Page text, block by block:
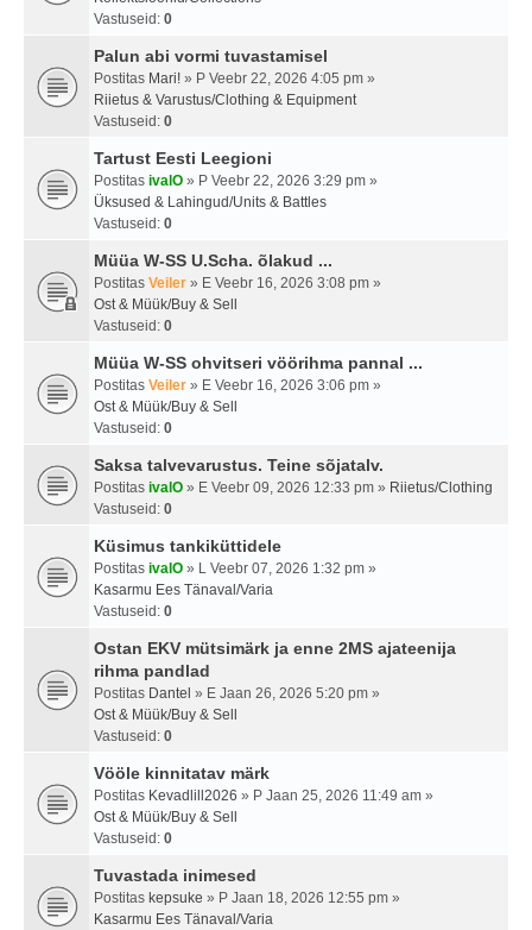
Vastuseid: 0
Palun abi vormi tuvastamisel
Postitas Mari! » P Veebr 22, 2026 4:05 pm »
Riietus & Varustus/Clothing & Equipment
Vastuseid: 0
Tartust Eesti Leegioni
Postitas ivalO » P Veebr 22, 2026 3:29 pm »
Üksused & Lahingud/Units & Battles
Vastuseid: 0
Müüa W-SS U.Scha. õlakud ...
Postitas Veiler » E Veebr 16, 2026 3:08 pm »
Ost & Müük/Buy & Sell
Vastuseid: 0
Müüa W-SS ohvitseri vöörihma pannal ...
Postitas Veiler » E Veebr 16, 2026 3:06 pm »
Ost & Müük/Buy & Sell
Vastuseid: 0
Saksa talvevarustus. Teine sõjatalv.
Postitas ivalO » E Veebr 09, 2026 12:33 pm » Riietus/Clothing
Vastuseid: 0
Küsimus tankiküttidele
Postitas ivalO » L Veebr 07, 2026 1:32 pm »
Kasarmu Ees Tänaval/Varia
Vastuseid: 0
Ostan EKV mütsimärk ja enne 2MS ajateenija
rihma pandlad
Postitas Dantel » E Jaan 26, 2026 5:20 pm »
Ost & Müük/Buy & Sell
Vastuseid: 0
Vööle kinnitatav märk
Postitas Kevadlill2026 » P Jaan 25, 2026 11:49 am »
Ost & Müük/Buy & Sell
Vastuseid: 0
Tuvastada inimesed
Postitas kepsuke » P Jaan 18, 2026 12:55 pm »
Kasarmu Ees Tänaval/Varia